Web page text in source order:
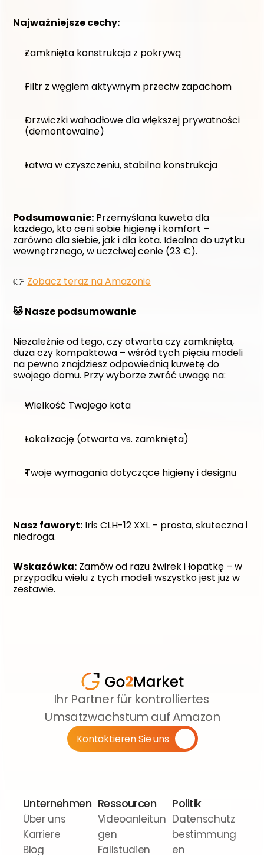
Najważniejsze cechy:
Zamknięta konstrukcja z pokrywą
Filtr z węglem aktywnym przeciw zapachom
Drzwiczki wahadłowe dla większej prywatności
(demontowalne)
Łatwa w czyszczeniu, stabilna konstrukcja
Podsumowanie: Przemyślana kuweta dla
każdego, kto ceni sobie higienę i komfort –
zarówno dla siebie, jak i dla kota. Idealna do użytku
wewnętrznego, w uczciwej cenie (23 €).
👉 Zobacz teraz na Amazonie
🐱 Nasze podsumowanie
Niezależnie od tego, czy otwarta czy zamknięta,
duża czy kompaktowa – wśród tych pięciu modeli
na pewno znajdziesz odpowiednią kuwetę do
swojego domu. Przy wyborze zwróć uwagę na:
Wielkość Twojego kota
Lokalizację (otwarta vs. zamknięta)
Twoje wymagania dotyczące higieny i designu
Nasz faworyt: Iris CLH-12 XXL – prosta, skuteczna i
niedroga.
Wskazówka: Zamów od razu żwirek i łopatkę – w
przypadku wielu z tych modeli wszystko jest już w
zestawie.
Ihr Partner für kontrolliertes
Umsatzwachstum auf Amazon
Kontaktieren Sie uns
Unternehmen
Über uns
Karriere
Blog
Ressourcen
Videoanleitun
gen
Fallstudien
Politik
Datenschutz
bestimmung
en